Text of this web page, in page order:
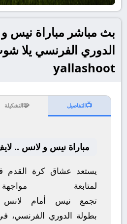
بث مباشر مباراة نيس
الدوري الفرنسي يلا
yallashoot
📺التفاصيل 🧩التشكيلة
مباراة نيس و لانس ..
يستعد عشاق كرة القدم
لمتابعة
تجمع نيس أمام لانس
بطولة الدوري الفرنسي،